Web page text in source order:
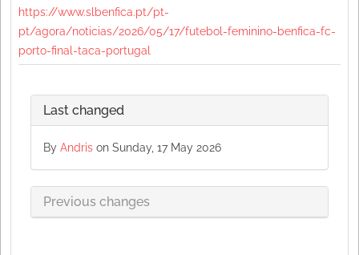
https://www.slbenfica.pt/pt-
pt/agora/noticias/2026/05/17/futebol-feminino-benfica-fc-
porto-final-taca-portugal
Last changed
By Andris on Sunday, 17 May 2026
Previous changes